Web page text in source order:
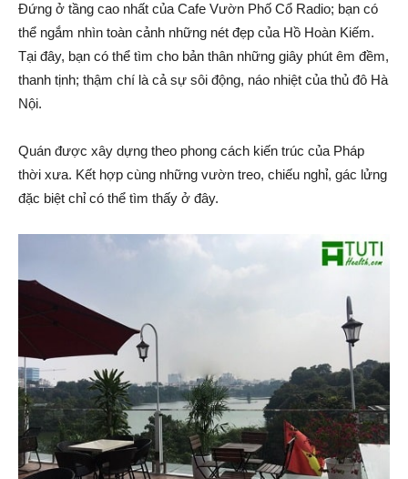
Đứng ở tầng cao nhất của Cafe Vườn Phố Cổ Radio; bạn có
thể ngắm nhìn toàn cảnh những nét đẹp của Hồ Hoàn Kiếm.
Tại đây, bạn có thể tìm cho bản thân những giây phút êm đềm,
thanh tịnh; thậm chí là cả sự sôi động, náo nhiệt của thủ đô Hà
Nội.
Quán được xây dựng theo phong cách kiến trúc của Pháp
thời xưa. Kết hợp cùng những vườn treo, chiếu nghỉ, gác lửng
đặc biệt chỉ có thể tìm thấy ở đây.